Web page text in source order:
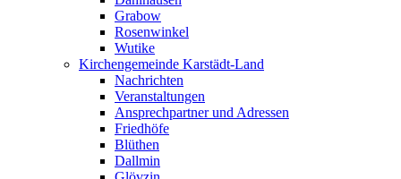
Grabow
Rosenwinkel
Wutike
Kirchengemeinde Karstädt-Land
Nachrichten
Veranstaltungen
Ansprechpartner und Adressen
Friedhöfe
Blüthen
Dallmin